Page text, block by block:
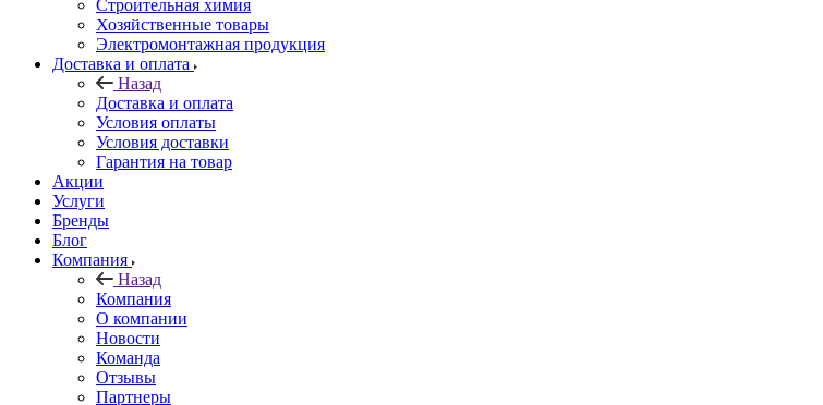
Строительная химия
Хозяйственные товары
Электромонтажная продукция
Доставка и оплата
Назад
Доставка и оплата
Условия оплаты
Условия доставки
Гарантия на товар
Акции
Услуги
Бренды
Блог
Компания
Назад
Компания
О компании
Новости
Команда
Отзывы
Партнеры